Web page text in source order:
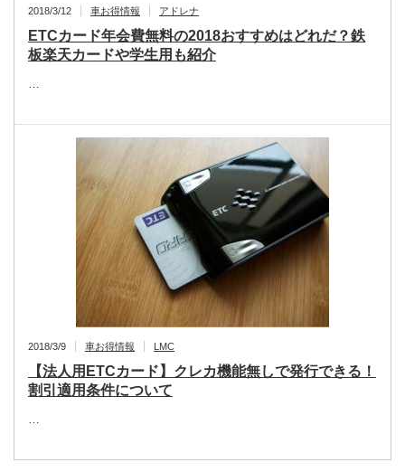
2018/3/12 車お得情報 アドレナ
ETCカード年会費無料の2018おすすめはどれだ？鉄
板楽天カードや学生用も紹介
2018/3/9 車お得情報 LMC
【法人用ETCカード】クレカ機能無しで発行できる！
割引適用条件について